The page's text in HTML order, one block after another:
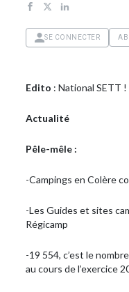
SE CONNECTER
Edito : National SETT !
Actualité
Pêle-mêle :
-Campings en Colère
-Les Guides et sites
Régicamp
-19 554, c’est le
au cours de l’exercice